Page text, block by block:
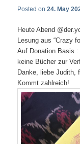
Posted on24. May
Heute Abend
Lesung aus “Crazy
Auf Donation Basis :
keine Bücher zur
Danke, liebe Judith,
Kommt zahlreich!